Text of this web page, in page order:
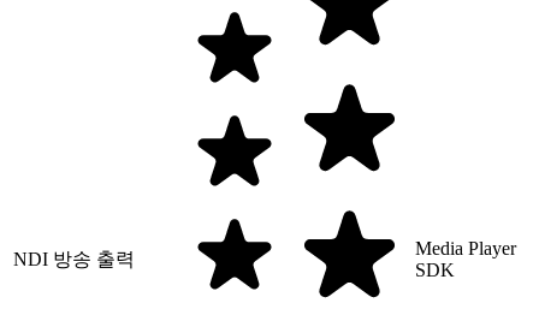
NDI 방송 출력
Media Player
SDK